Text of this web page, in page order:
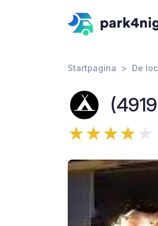
Startpagina De